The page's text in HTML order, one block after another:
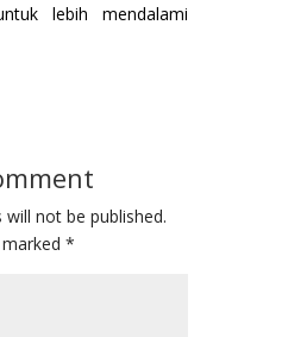
lebih mendalami
not be published.
*